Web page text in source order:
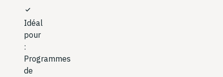
check
Idéal
pour
:
Programmes
de